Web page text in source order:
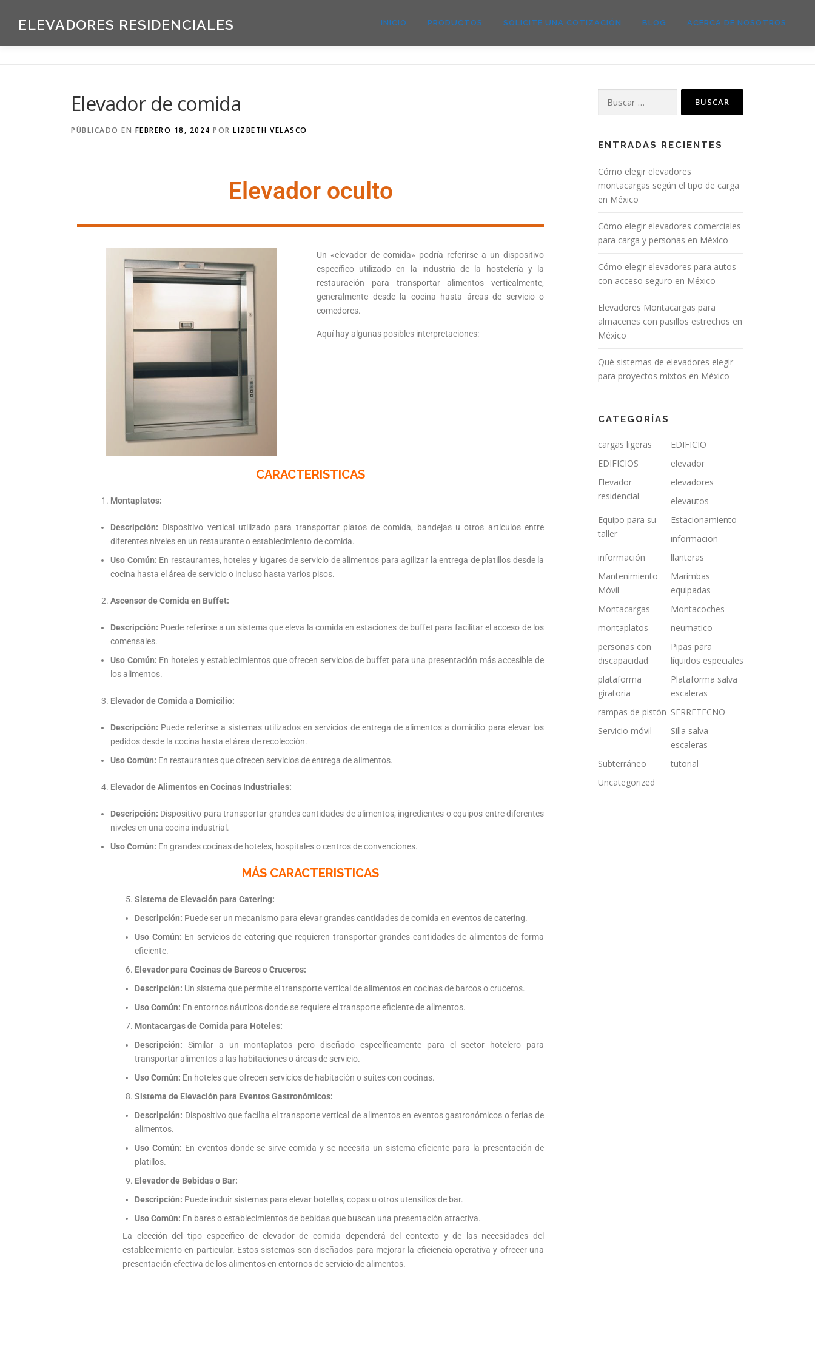
ELEVADORES RESIDENCIALES INICIO PRODUCTOS SOLICITE UNA COTIZACIÓN BLOG ACERCA DE NOSOTROS
Elevador de comida
PÚBLICADO EN FEBRERO 18, 2024 POR LIZBETH VELASCO
Elevador oculto
Un «elevador de comida» podría referirse a un dispositivo
específico utilizado en la industria de la hostelería y la
restauración para transportar alimentos verticalmente,
generalmente desde la cocina hasta áreas de servicio o
comedores.
Aquí hay algunas posibles interpretaciones:
CARACTERISTICAS
Montaplatos:
Descripción: Dispositivo vertical utilizado para transportar platos de comida, bandejas u otros artículos entre
diferentes niveles en un restaurante o establecimiento de comida.
Uso Común: En restaurantes, hoteles y lugares de servicio de alimentos para agilizar la entrega de platillos desde la
cocina hasta el área de servicio o incluso hasta varios pisos.
Ascensor de Comida en Buffet:
Descripción: Puede referirse a un sistema que eleva la comida en estaciones de buffet para facilitar el acceso de los
comensales.
Uso Común: En hoteles y establecimientos que ofrecen servicios de buffet para una presentación más accesible de
los alimentos.
Elevador de Comida a Domicilio:
Descripción: Puede referirse a sistemas utilizados en servicios de entrega de alimentos a domicilio para elevar los
pedidos desde la cocina hasta el área de recolección.
Uso Común: En restaurantes que ofrecen servicios de entrega de alimentos.
Elevador de Alimentos en Cocinas Industriales:
Descripción: Dispositivo para transportar grandes cantidades de alimentos, ingredientes o equipos entre diferentes
niveles en una cocina industrial.
Uso Común: En grandes cocinas de hoteles, hospitales o centros de convenciones.
MÁS CARACTERISTICAS
Sistema de Elevación para Catering:
Descripción: Puede ser un mecanismo para elevar grandes cantidades de comida en eventos de catering.
Uso Común: En servicios de catering que requieren transportar grandes cantidades de alimentos de forma
eficiente.
Elevador para Cocinas de Barcos o Cruceros:
Descripción: Un sistema que permite el transporte vertical de alimentos en cocinas de barcos o cruceros.
Uso Común: En entornos náuticos donde se requiere el transporte eficiente de alimentos.
Montacargas de Comida para Hoteles:
Descripción: Similar a un montaplatos pero diseñado específicamente para el sector hotelero para
transportar alimentos a las habitaciones o áreas de servicio.
Uso Común: En hoteles que ofrecen servicios de habitación o suites con cocinas.
Sistema de Elevación para Eventos Gastronómicos:
Descripción: Dispositivo que facilita el transporte vertical de alimentos en eventos gastronómicos o ferias de
alimentos.
Uso Común: En eventos donde se sirve comida y se necesita un sistema eficiente para la presentación de
platillos.
Elevador de Bebidas o Bar:
Descripción: Puede incluir sistemas para elevar botellas, copas u otros utensilios de bar.
Uso Común: En bares o establecimientos de bebidas que buscan una presentación atractiva.
La elección del tipo específico de elevador de comida dependerá del contexto y de las necesidades del
establecimiento en particular. Estos sistemas son diseñados para mejorar la eficiencia operativa y ofrecer una
presentación efectiva de los alimentos en entornos de servicio de alimentos.
ENTRADAS RECIENTES
Cómo elegir elevadores
montacargas según el tipo de carga
en México
Cómo elegir elevadores comerciales
para carga y personas en México
Cómo elegir elevadores para autos
con acceso seguro en México
Elevadores Montacargas para
almacenes con pasillos estrechos en
México
Qué sistemas de elevadores elegir
para proyectos mixtos en México
CATEGORÍAS
cargas ligeras
EDIFICIO
EDIFICIOS
elevador
Elevador
residencial
elevadores
elevautos
Equipo para su
taller
Estacionamiento
informacion
información
llanteras
Mantenimiento
Móvil
Marimbas
equipadas
Montacargas
Montacoches
montaplatos
neumatico
personas con
discapacidad
Pipas para
líquidos especiales
plataforma
giratoria
Plataforma salva
escaleras
rampas de pistón SERRETECNO
Servicio móvil
Silla salva
escaleras
Subterráneo
tutorial
Uncategorized